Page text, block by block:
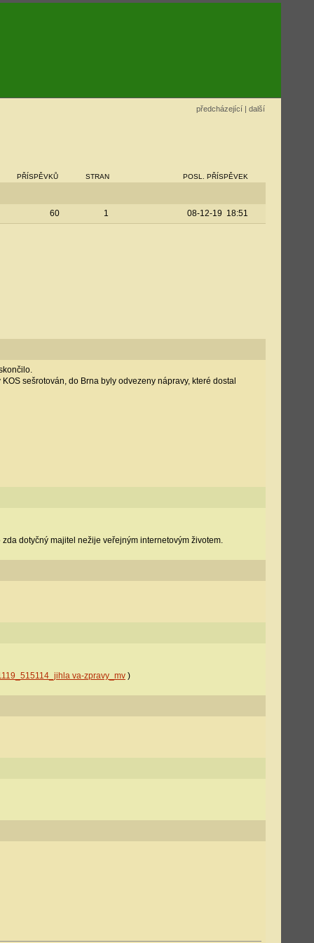
předcházející | další
PŘÍSPĚVKŮ STRAN POSL. PŘÍSPĚVEK
60 1 08-12-19 18:51
sešrotován, do Brna byly odvezeny nápravy, které dostal
dotyčný majitel nežije veřejným internetovým životem.
va-zpravy_mv )